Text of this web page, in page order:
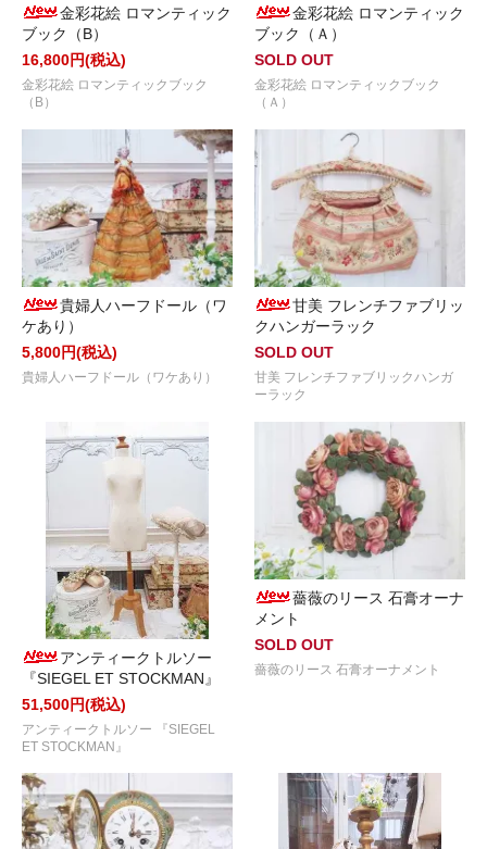
金彩花絵 ロマンティック
ブック（B）
16,800円(税込)
金彩花絵 ロマンティックブック
（B）
金彩花絵 ロマンティック
ブック（Ａ）
SOLD OUT
金彩花絵 ロマンティックブック
（Ａ）
貴婦人ハーフドール（ワ
ケあり）
5,800円(税込)
貴婦人ハーフドール（ワケあり）
甘美 フレンチファブリッ
クハンガーラック
SOLD OUT
甘美 フレンチファブリックハンガ
ーラック
アンティークトルソー
『SIEGEL ET STOCKMAN』
51,500円(税込)
アンティークトルソー 『SIEGEL
ET STOCKMAN』
薔薇のリース 石膏オーナ
メント
SOLD OUT
薔薇のリース 石膏オーナメント